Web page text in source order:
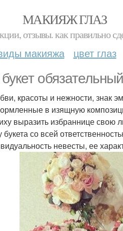
МАКИЯЖ ГЛАЗ
отзывы. как правильно
макияжа цвет глаз
красоты и нежности, знак
в изящную
выразить избраннице
букета со всей
невесты, ее